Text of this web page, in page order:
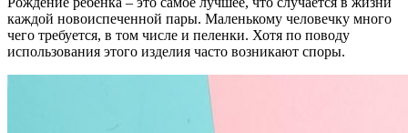
каждой новоиспеченной пары. Маленькому человечку много
чего требуется, в том числе и пеленки. Хотя по поводу
использования этого изделия часто возникают споры.